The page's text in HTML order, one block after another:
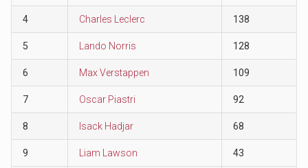
4 Charles Leclerc 138
5 Lando Norris 128
6 Max Verstappen 109
7 Oscar Piastri 92
8 Isack Hadjar 68
9 Liam Lawson 43